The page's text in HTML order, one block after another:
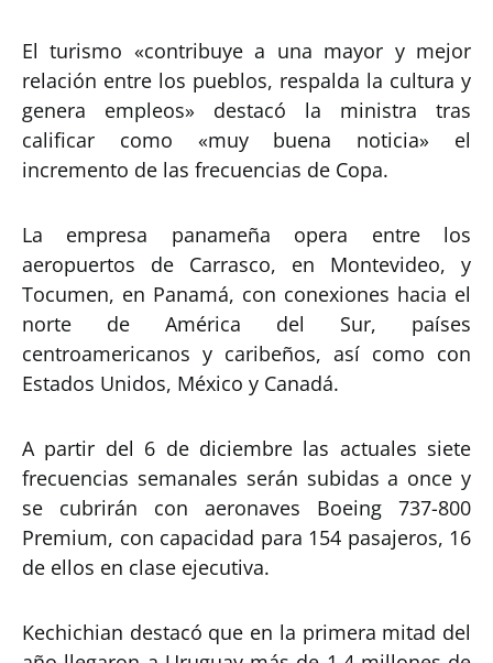
El turismo «contribuye a una mayor y mejor
relación entre los pueblos, respalda la cultura y
genera empleos» destacó la ministra tras
calificar como «muy buena noticia» el
incremento de las frecuencias de Copa.
La empresa panameña opera entre los
aeropuertos de Carrasco, en Montevideo, y
Tocumen, en Panamá, con conexiones hacia el
norte de América del Sur, países
centroamericanos y caribeños, así como con
Estados Unidos, México y Canadá.
A partir del 6 de diciembre las actuales siete
frecuencias semanales serán subidas a once y
se cubrirán con aeronaves Boeing 737-800
Premium, con capacidad para 154 pasajeros, 16
de ellos en clase ejecutiva.
Kechichian destacó que en la primera mitad del